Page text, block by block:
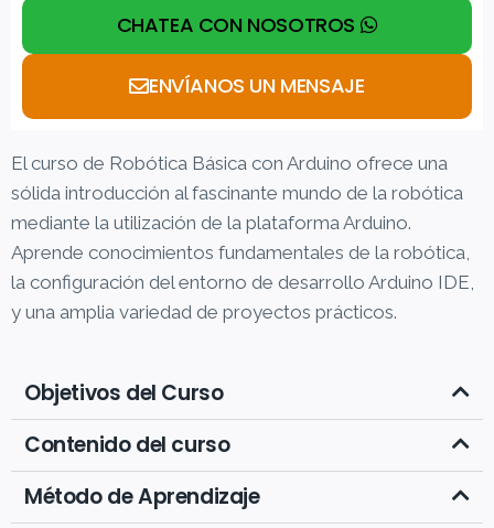
El curso de Robótica Básica con Arduino ofrece una
sólida introducción al fascinante mundo de la robótica
mediante la utilización de la plataforma Arduino.
Aprende conocimientos fundamentales de la robótica,
la configuración del entorno de desarrollo Arduino IDE,
y una amplia variedad de proyectos prácticos.
Objetivos del Curso
Contenido del curso
Método de Aprendizaje
CHATEA CON NOSOTROS
ENVÍANOS UN MENSAJE